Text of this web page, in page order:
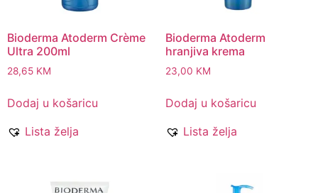
Bioderma Atoderm Crème
Ultra 200ml
28,65 KM
Dodaj u košaricu
Lista želja
Bioderma Atoderm
hranjiva krema
23,00 KM
Dodaj u košaricu
Lista želja